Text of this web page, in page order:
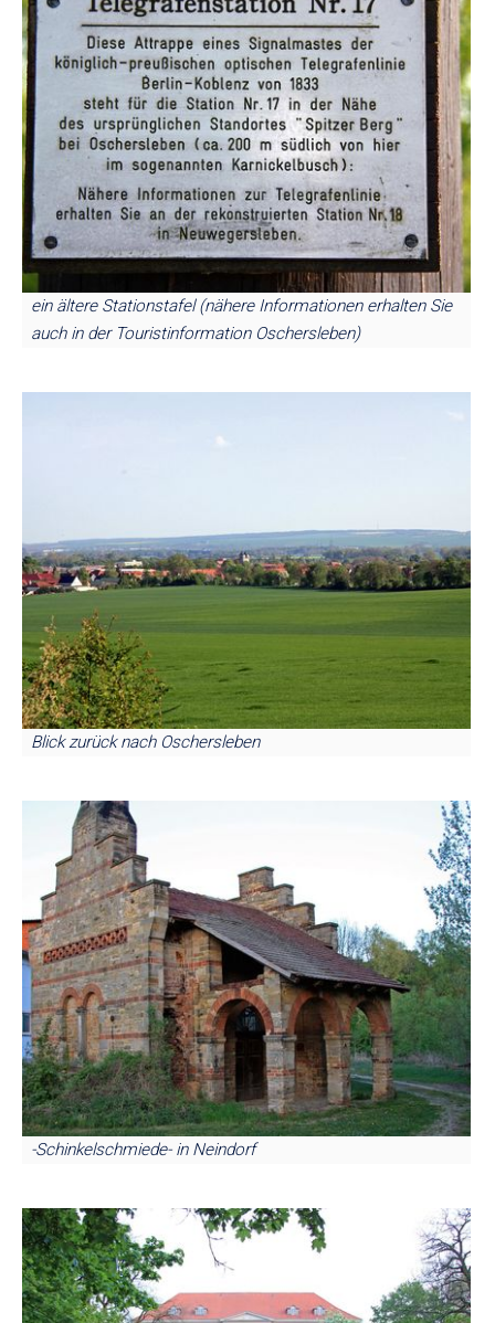
ein ältere Stationstafel (nähere Informationen erhalten Sie
auch in der Touristinformation Oschersleben)
Blick zurück nach Oschersleben
-Schinkelschmiede- in Neindorf